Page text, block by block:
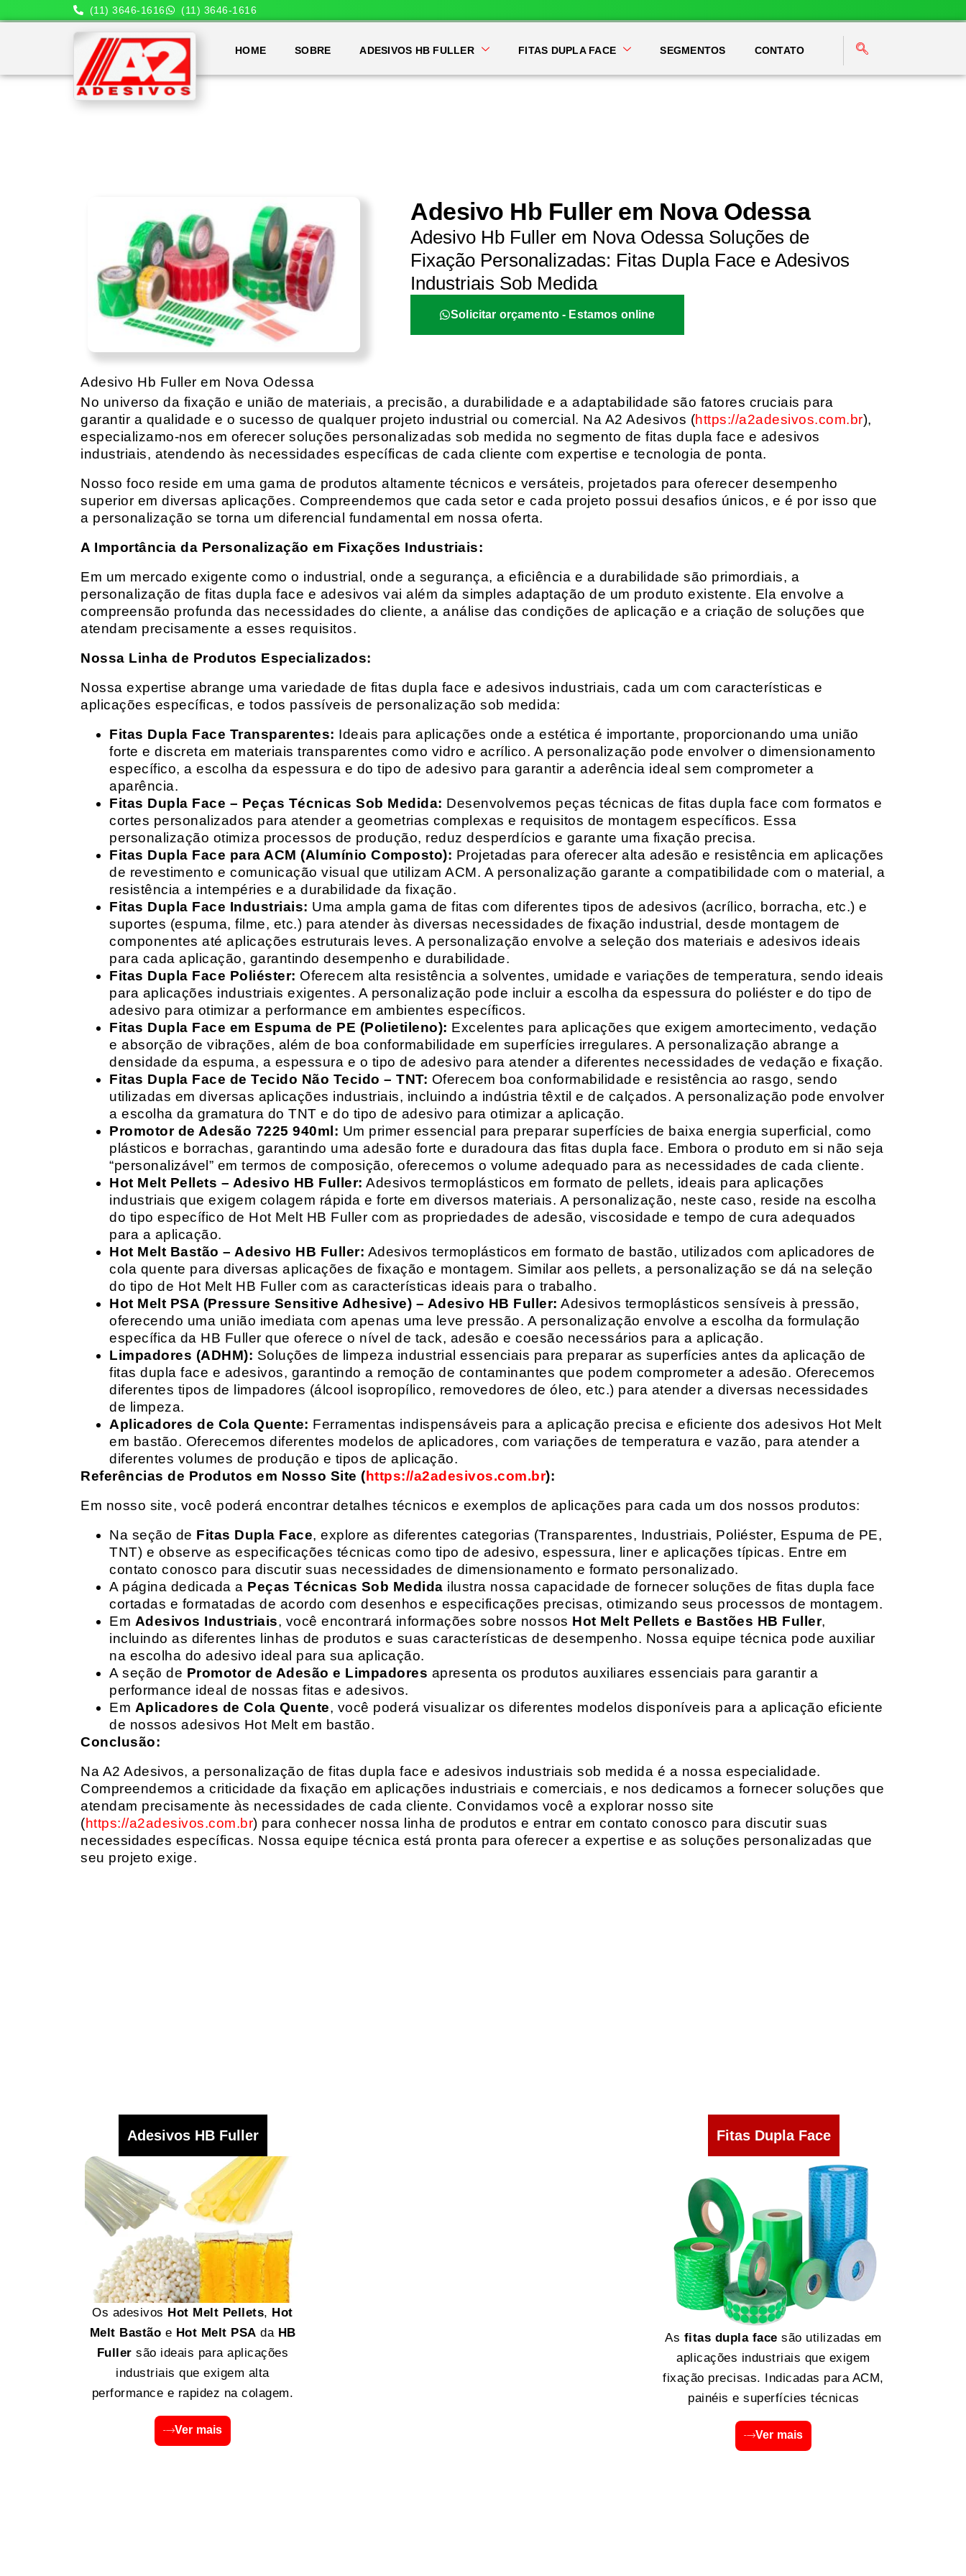
(11) 3646-1616 (11) 3646-1616
HOME SOBRE ADESIVOS HB FULLER FITAS DUPLA FACE SEGMENTOS CONTATO
Adesivo Hb Fuller em Nova Odessa
Adesivo Hb Fuller em Nova Odessa Soluções de
Fixação Personalizadas: Fitas Dupla Face e Adesivos
Industriais Sob Medida
Solicitar orçamento - Estamos online
Adesivo Hb Fuller em Nova Odessa
No universo da fixação e união de materiais, a precisão, a durabilidade e a adaptabilidade são fatores cruciais para
garantir a qualidade e o sucesso de qualquer projeto industrial ou comercial. Na A2 Adesivos (https://a2adesivos.com.br),
especializamo-nos em oferecer soluções personalizadas sob medida no segmento de fitas dupla face e adesivos
industriais, atendendo às necessidades específicas de cada cliente com expertise e tecnologia de ponta.
Nosso foco reside em uma gama de produtos altamente técnicos e versáteis, projetados para oferecer desempenho
superior em diversas aplicações. Compreendemos que cada setor e cada projeto possui desafios únicos, e é por isso que
a personalização se torna um diferencial fundamental em nossa oferta.
A Importância da Personalização em Fixações Industriais:
Em um mercado exigente como o industrial, onde a segurança, a eficiência e a durabilidade são primordiais, a
personalização de fitas dupla face e adesivos vai além da simples adaptação de um produto existente. Ela envolve a
compreensão profunda das necessidades do cliente, a análise das condições de aplicação e a criação de soluções que
atendam precisamente a esses requisitos.
Nossa Linha de Produtos Especializados:
Nossa expertise abrange uma variedade de fitas dupla face e adesivos industriais, cada um com características e
aplicações específicas, e todos passíveis de personalização sob medida:
Fitas Dupla Face Transparentes: Ideais para aplicações onde a estética é importante, proporcionando uma união
forte e discreta em materiais transparentes como vidro e acrílico. A personalização pode envolver o dimensionamento
específico, a escolha da espessura e do tipo de adesivo para garantir a aderência ideal sem comprometer a
aparência.
Fitas Dupla Face – Peças Técnicas Sob Medida: Desenvolvemos peças técnicas de fitas dupla face com formatos e
cortes personalizados para atender a geometrias complexas e requisitos de montagem específicos. Essa
personalização otimiza processos de produção, reduz desperdícios e garante uma fixação precisa.
Fitas Dupla Face para ACM (Alumínio Composto): Projetadas para oferecer alta adesão e resistência em aplicações
de revestimento e comunicação visual que utilizam ACM. A personalização garante a compatibilidade com o material, a
resistência a intempéries e a durabilidade da fixação.
Fitas Dupla Face Industriais: Uma ampla gama de fitas com diferentes tipos de adesivos (acrílico, borracha, etc.) e
suportes (espuma, filme, etc.) para atender às diversas necessidades de fixação industrial, desde montagem de
componentes até aplicações estruturais leves. A personalização envolve a seleção dos materiais e adesivos ideais
para cada aplicação, garantindo desempenho e durabilidade.
Fitas Dupla Face Poliéster: Oferecem alta resistência a solventes, umidade e variações de temperatura, sendo ideais
para aplicações industriais exigentes. A personalização pode incluir a escolha da espessura do poliéster e do tipo de
adesivo para otimizar a performance em ambientes específicos.
Fitas Dupla Face em Espuma de PE (Polietileno): Excelentes para aplicações que exigem amortecimento, vedação
e absorção de vibrações, além de boa conformabilidade em superfícies irregulares. A personalização abrange a
densidade da espuma, a espessura e o tipo de adesivo para atender a diferentes necessidades de vedação e fixação.
Fitas Dupla Face de Tecido Não Tecido – TNT: Oferecem boa conformabilidade e resistência ao rasgo, sendo
utilizadas em diversas aplicações industriais, incluindo a indústria têxtil e de calçados. A personalização pode envolver
a escolha da gramatura do TNT e do tipo de adesivo para otimizar a aplicação.
Promotor de Adesão 7225 940ml: Um primer essencial para preparar superfícies de baixa energia superficial, como
plásticos e borrachas, garantindo uma adesão forte e duradoura das fitas dupla face. Embora o produto em si não seja
“personalizável” em termos de composição, oferecemos o volume adequado para as necessidades de cada cliente.
Hot Melt Pellets – Adesivo HB Fuller: Adesivos termoplásticos em formato de pellets, ideais para aplicações
industriais que exigem colagem rápida e forte em diversos materiais. A personalização, neste caso, reside na escolha
do tipo específico de Hot Melt HB Fuller com as propriedades de adesão, viscosidade e tempo de cura adequados
para a aplicação.
Hot Melt Bastão – Adesivo HB Fuller: Adesivos termoplásticos em formato de bastão, utilizados com aplicadores de
cola quente para diversas aplicações de fixação e montagem. Similar aos pellets, a personalização se dá na seleção
do tipo de Hot Melt HB Fuller com as características ideais para o trabalho.
Hot Melt PSA (Pressure Sensitive Adhesive) – Adesivo HB Fuller: Adesivos termoplásticos sensíveis à pressão,
oferecendo uma união imediata com apenas uma leve pressão. A personalização envolve a escolha da formulação
específica da HB Fuller que oferece o nível de tack, adesão e coesão necessários para a aplicação.
Limpadores (ADHM): Soluções de limpeza industrial essenciais para preparar as superfícies antes da aplicação de
fitas dupla face e adesivos, garantindo a remoção de contaminantes que podem comprometer a adesão. Oferecemos
diferentes tipos de limpadores (álcool isopropílico, removedores de óleo, etc.) para atender a diversas necessidades
de limpeza.
Aplicadores de Cola Quente: Ferramentas indispensáveis para a aplicação precisa e eficiente dos adesivos Hot Melt
em bastão. Oferecemos diferentes modelos de aplicadores, com variações de temperatura e vazão, para atender a
diferentes volumes de produção e tipos de aplicação.
Referências de Produtos em Nosso Site (https://a2adesivos.com.br):
Em nosso site, você poderá encontrar detalhes técnicos e exemplos de aplicações para cada um dos nossos produtos:
Na seção de Fitas Dupla Face, explore as diferentes categorias (Transparentes, Industriais, Poliéster, Espuma de PE,
TNT) e observe as especificações técnicas como tipo de adesivo, espessura, liner e aplicações típicas. Entre em
contato conosco para discutir suas necessidades de dimensionamento e formato personalizado.
A página dedicada a Peças Técnicas Sob Medida ilustra nossa capacidade de fornecer soluções de fitas dupla face
cortadas e formatadas de acordo com desenhos e especificações precisas, otimizando seus processos de montagem.
Em Adesivos Industriais, você encontrará informações sobre nossos Hot Melt Pellets e Bastões HB Fuller,
incluindo as diferentes linhas de produtos e suas características de desempenho. Nossa equipe técnica pode auxiliar
na escolha do adesivo ideal para sua aplicação.
A seção de Promotor de Adesão e Limpadores apresenta os produtos auxiliares essenciais para garantir a
performance ideal de nossas fitas e adesivos.
Em Aplicadores de Cola Quente, você poderá visualizar os diferentes modelos disponíveis para a aplicação eficiente
de nossos adesivos Hot Melt em bastão.
Conclusão:
Na A2 Adesivos, a personalização de fitas dupla face e adesivos industriais sob medida é a nossa especialidade.
Compreendemos a criticidade da fixação em aplicações industriais e comerciais, e nos dedicamos a fornecer soluções que
atendam precisamente às necessidades de cada cliente. Convidamos você a explorar nosso site
(https://a2adesivos.com.br) para conhecer nossa linha de produtos e entrar em contato conosco para discutir suas
necessidades específicas. Nossa equipe técnica está pronta para oferecer a expertise e as soluções personalizadas que
seu projeto exige.
Adesivos HB Fuller
Os adesivos Hot Melt Pellets, Hot
Melt Bastão e Hot Melt PSA da HB
Fuller são ideais para aplicações
industriais que exigem alta
performance e rapidez na colagem.
Ver mais
Fitas Dupla Face
As fitas dupla face são utilizadas em
aplicações industriais que exigem
fixação precisas. Indicadas para ACM,
painéis e superfícies técnicas
Ver mais